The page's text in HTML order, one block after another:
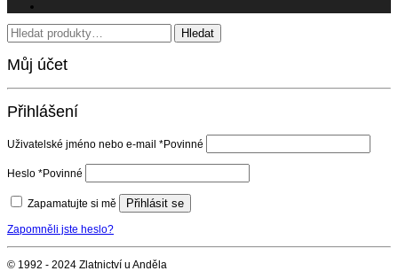
Můj účet
Přihlášení
Uživatelské jméno nebo e-mail *Povinné
Heslo *Povinné
Zapamatujte si mě Přihlásit se
Zapomněli jste heslo?
© 1992 - 2024 Zlatnictví u Anděla